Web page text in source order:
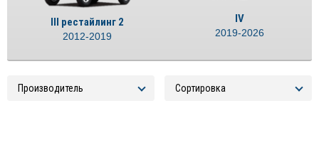
III рестайлинг 2
2012-2019
IV
2019-2026